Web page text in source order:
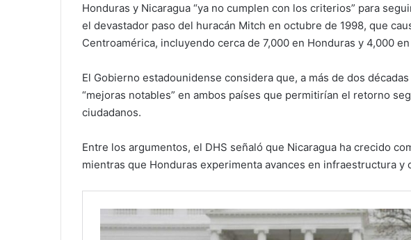
Honduras y Nicaragua “ya no cumplen con los criterios” para
el devastador paso del huracán Mitch en octubre de 1998, que
Centroamérica, incluyendo cerca de 7,000 en Honduras y 4,000
El Gobierno estadounidense considera que, a más de dos
“mejoras notables” en ambos países que permitirían el retorno
ciudadanos.
Entre los argumentos, el DHS señaló que Nicaragua ha crecido
mientras que Honduras experimenta avances en infraestructura y